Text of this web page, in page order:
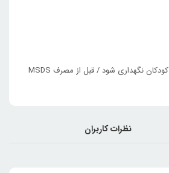
هشدار ایمنی: دور از دسترس کودکان نگهداری شود / قبل از مصرف MSDS
نظرات کاربران